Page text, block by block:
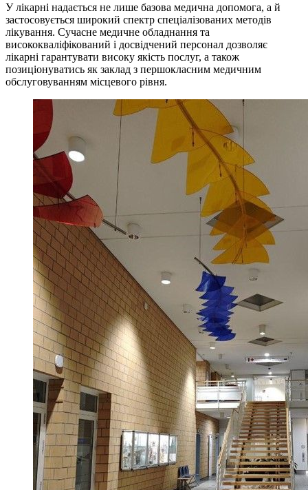
У лікарні надається не лише базова медична допомога, а й
застосовується широкий спектр спеціалізованих методів
лікування. Сучасне медичне обладнання та
висококваліфікований і досвідчений персонал дозволяє
лікарні гарантувати високу якість послуг, а також
позиціонуватись як заклад з першокласним медичним
обслуговуванням місцевого рівня.